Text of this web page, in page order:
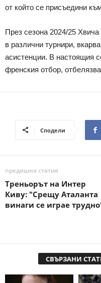
от който се присъедини
През сезона 2024/25
в различни турнири,
асистенции. В настоящия
френския отбор,
Сподели
предишна статия
Треньорът на Интер
Киву: "Срещу Аталанта
винаги се играе
СВЪРЗАНИ